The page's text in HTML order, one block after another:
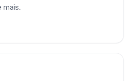
mais.